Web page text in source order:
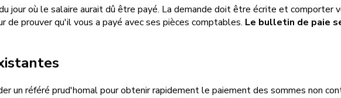
jour où le salaire aurait dû être payé. La demande doit être écrite et
prouver qu'il vous a payé avec ses pièces comptables. Le bulletin de paie
un référé prud'homal pour obtenir rapidement le paiement des sommes non